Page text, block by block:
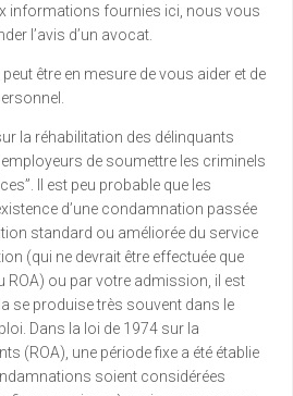
informations fournies ici, nous vous
l’avis d’un avocat.
être en mesure de vous aider et de
la réhabilitation des délinquants
de soumettre les criminels
Il est peu probable que les
d’une condamnation passée
standard ou améliorée du service
(qui ne devrait être effectuée que
ROA) ou par votre admission, il est
se produise très souvent dans le
Dans la loi de 1974 sur la
(ROA), une période fixe a été établie
soient considérées